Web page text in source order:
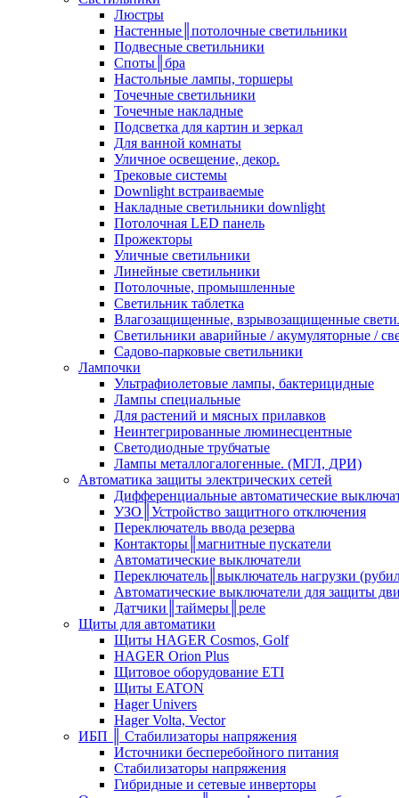
Люстры
Настенные║потолочные светильники
Подвесные светильники
Споты║бра
Настольные лампы, торшеры
Точечные светильники
Точечные накладные
Подсветка для картин и зеркал
Для ванной комнаты
Уличное освещение, декор.
Трековые системы
Downlight встраиваемые
Накладные светильники downlight
Потолочная LED панель
Прожекторы
Уличные светильники
Линейные светильники
Потолочные, промышленные
Светильник таблетка
Влагозащищенные, взрывозащищенные
Светильники аварийные / акумуляторные /
Садово-парковые светильники
Лампочки
Ультрафиолетовые лампы, бактерицидные
Лампы специальные
Для растений и мясных прилавков
Неинтегрированные люминесцентные
Светодиодные трубчатые
Лампы металлогалогенные. (МГЛ, ДРИ)
Автоматика защиты электрических сетей
Дифференциальные автоматические
УЗО║Устройство защитного отключения
Переключатель ввода резерва
Контакторы║магнитные пускатели
Автоматические выключатели
Переключатель║выключатель нагрузки
Автоматические выключатели для защиты
Датчики║таймеры║реле
Щиты для автоматики
Щиты HAGER Cosmos, Golf
HAGER Orion Plus
Щитовое оборудование ETI
Щиты EATON
Hager Univers
Hager Volta, Vector
ИБП ║ Стабилизаторы напряжения
Источники бесперебойного питания
Стабилизаторы напряжения
Гибридные и сетевые инверторы